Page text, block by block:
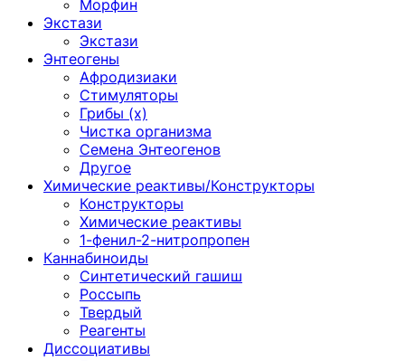
Морфин
Экстази
Экстази
Энтеогены
Афродизиаки
Стимуляторы
Грибы (х)
Чистка организма
Семена Энтеогенов
Другое
Химические реактивы/Конструкторы
Конструкторы
Химические реактивы
1-фенил-2-нитропропен
Каннабиноиды
Синтетический гашиш
Россыпь
Твердый
Реагенты
Диссоциативы